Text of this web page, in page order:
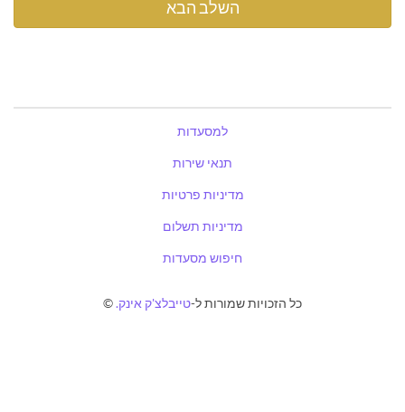
למסעדות
תנאי שירות
מדיניות פרטיות
מדיניות תשלום
חיפוש מסעדות
כל הזכויות שמורות ל-טייבלצ'ק אינק.©